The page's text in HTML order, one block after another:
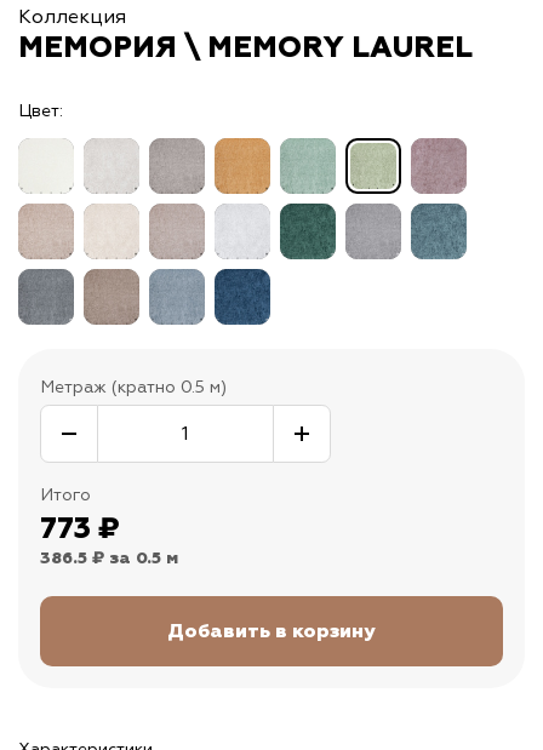
Коллекция
МЕМОРИЯ \ MEMORY LAUREL
Цвет:
Метраж (кратно 0.5 м)
Итого
773 ₽
386.5 ₽ за 0.5 м